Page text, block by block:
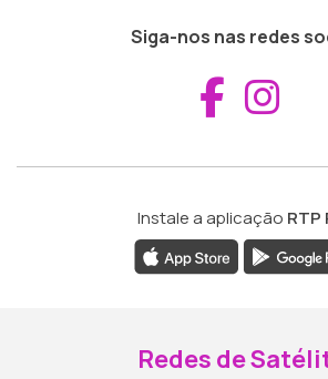
Siga-nos nas redes
Instale a aplicação RTP
Redes de